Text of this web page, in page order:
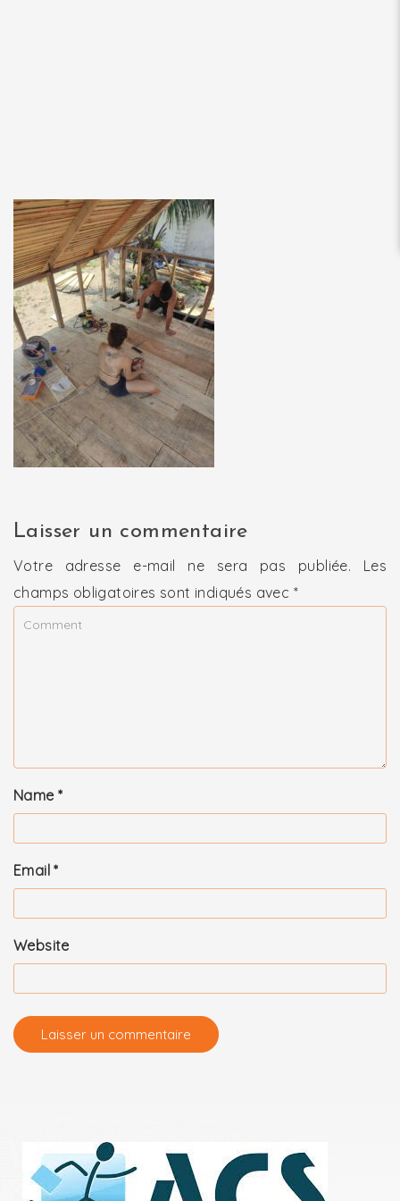
Laisser un commentaire
Votre adresse e-mail ne sera pas publiée.
Les
champs obligatoires sont indiqués avec *
Name *
Email*
Website